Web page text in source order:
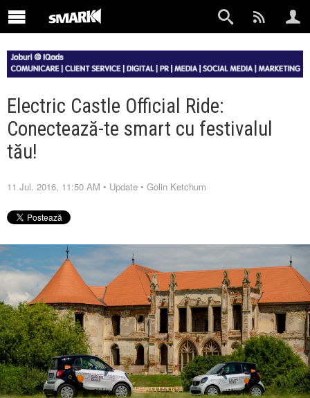
Electric Castle Official Ride:
Conectează-te smart cu festivalul
tău!
11 Jul. 2016, 11:50 AM • Update • Golin Ketchum